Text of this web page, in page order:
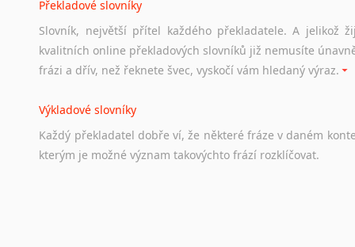
Práce v Austrálii
Odkazy poskytující cenné informace nekomerčního
hledat práci na internetu případně osobní zkušenosti
Hledáte-li
práci
stejná obecná pravidla, jako pro český životopis. Tak dost
Překladové slovníky
Slovník, největší přítel každého překladatele. A jelikož
kvalitních online překladových slovníků již nemusíte
frázi a dřív, než řeknete švec, vyskočí vám hledaný výraz.
Výkladové slovníky
Každý překladatel dobře ví, že některé fráze v daném
kterým je možné význam takovýchto frází rozklíčovat.